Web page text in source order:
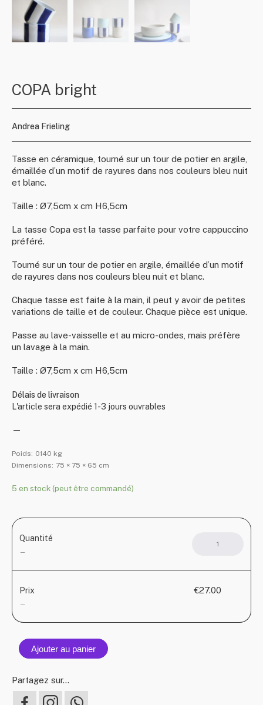
COPA bright
Andrea Frieling
Tasse en céramique, tourné sur un tour de potier en argile,
émaillée d’un motif de rayures dans nos couleurs bleu nuit
et blanc.
Taille : Ø7,5cm x cm H6,5cm
La tasse Copa est la tasse parfaite pour votre cappuccino
préféré.
Tourné sur un tour de potier en argile, émaillée d’un motif
de rayures dans nos couleurs bleu nuit et blanc.
Chaque tasse est faite à la main, il peut y avoir de petites
variations de taille et de couleur. Chaque pièce est unique.
Passe au lave-vaisselle et au micro-ondes, mais préfère
un lavage à la main.
Taille : Ø7,5cm x cm H6,5cm
Délais de livraison
L'article sera expédié 1-3 jours ouvrables
—
Poids: 0140 kg
Dimensions: 75 × 75 × 65 cm
5 en stock (peut être commandé)
Quantité
—
Prix
—
€27.00
Ajouter au panier
Partagez sur...